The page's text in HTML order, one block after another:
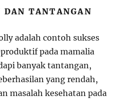
DAN TANTANGAN
adalah contoh sukses
pada mamalia
banyak tantangan,
yang rendah,
masalah kesehatan pada